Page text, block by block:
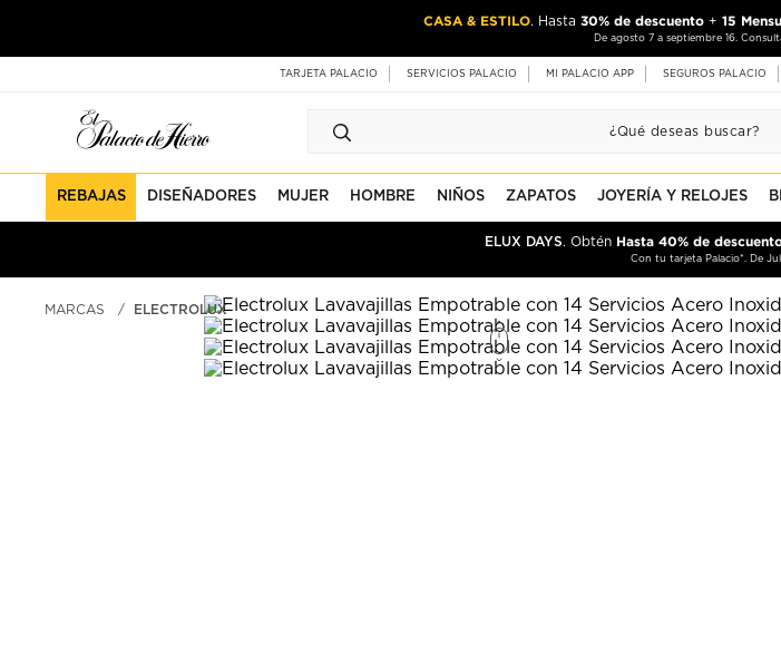
CASA & ESTILO. Hasta 30% de descuento+ 15
De agosto 7 a septiembre 16.
TARJETA PALACIO SERVICIOS PALACIO MI PALACIO APP SEGUROS PALACIO
REBAJAS DISEÑADORES MUJER HOMBRE NIÑOS ZAPATOS JOYERÍA Y RELOJES
ELUX DAYS. Obtén Hasta 40% de
Con tu tarjeta Palacio*. De
MARCAS
ELECTROLUX